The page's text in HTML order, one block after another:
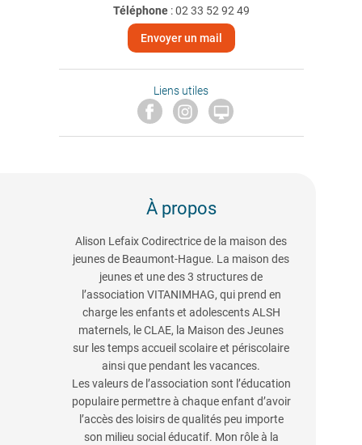
Téléphone:02 33 52 92 49
Envoyer un mail
Liens utiles

À propos
Alison Lefaix Codirectrice de la maison des
jeunes de Beaumont-Hague. La maison des
jeunes et une des 3 structures de
l’association VITANIMHAG, qui prend en
charge les enfants et adolescents ALSH
maternels, le CLAE, la Maison des Jeunes
sur les temps accueil scolaire et périscolaire
ainsi que pendant les vacances.
Les valeurs de l’association sont l’éducation
populaire permettre à chaque enfant d’avoir
l’accès des loisirs de qualités peu importe
son milieu social éducatif. Mon rôle à la